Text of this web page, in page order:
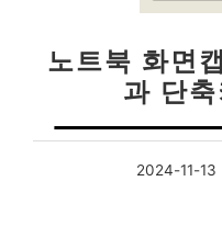
노트북 화면
과 단
2024-11-13